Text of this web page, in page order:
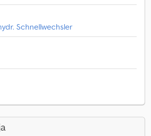
Schnellwechsler